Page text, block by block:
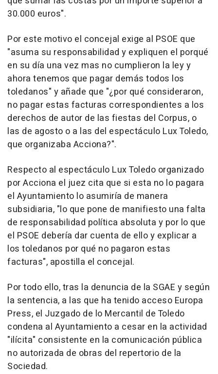
30.000 euros".
Por este motivo el concejal exige al PSOE que
"asuma su responsabilidad y expliquen el porqué
en su día una vez mas no cumplieron la ley y
ahora tenemos que pagar demás todos los
toledanos" y añade que "¿por qué consideraron,
no pagar estas facturas correspondientes a los
derechos de autor de las fiestas del Corpus, o
las de agosto o a las del espectáculo Lux Toledo,
que organizaba Acciona?".
Respecto al espectáculo Lux Toledo organizado
por Acciona el juez cita que si esta no lo pagara
el Ayuntamiento lo asumiría de manera
subsidiaria, "lo que pone de manifiesto una falta
de responsabilidad política absoluta y por lo que
el PSOE debería dar cuenta de ello y explicar a
los toledanos por qué no pagaron estas
facturas", apostilla el concejal.
Por todo ello, tras la denuncia de la SGAE y según
la sentencia, a las que ha tenido acceso Europa
Press, el Juzgado de lo Mercantil de Toledo
condena al Ayuntamiento a cesar en la actividad
"ilícita" consistente en la comunicación pública
no autorizada de obras del repertorio de la
Sociedad.